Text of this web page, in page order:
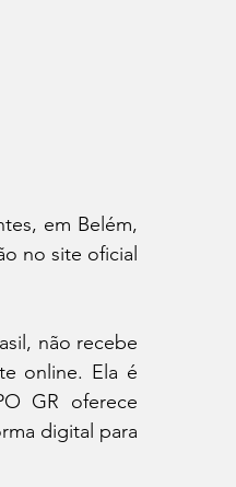
em Belém,
no site oficial
não recebe
online. Ela é
GR oferece
digital para